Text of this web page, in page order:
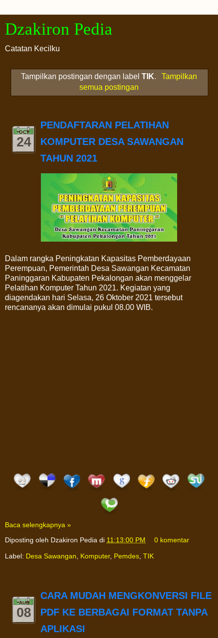
Dzakiron Pedia
Catatan Kecilku
Tampilkan postingan dengan labelTIK.
Tampilkan
semua postingan
OCT
24
PENDAFTARAN PELATIHAN
KOMPUTER DESA SAWANGAN
TAHUN 2021
Dalam rangka Peningkatan Kapasitas Pemberdayaan
Perempuan, Pemerintah Desa Sawangan Kecamatan
Paninggaran Kabupaten Pekalongan akan menggelar
Pelatihan Komputer Tahun 2021. Kegiatan yang
diagendakan hari Selasa, 26 Oktober 2021 tersebut
rencananya akan dimulai pukul 08.00 WIB.
Baca selengkapnya »
Diposting oleh Dzakiron Pedia di 11:13:00 PM 0 komentar
Label: Desa Sawangan, Komputer, Pemdes, TIK
AUG
08
CARA MUDAH MENGKONVERSI FILE
PDF KE BERBAGAI FORMAT TANPA
APLIKASI